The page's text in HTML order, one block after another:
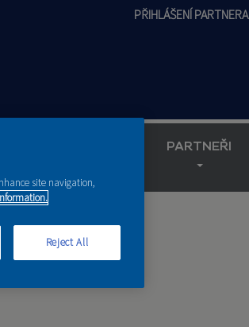
PŘIHLÁŠENÍ PARTNERA
PARTNEŘI
site navigation,
Reject All